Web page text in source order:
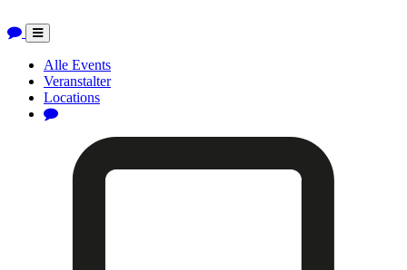
Toggle
navigation
Alle Events
Veranstalter
Locations